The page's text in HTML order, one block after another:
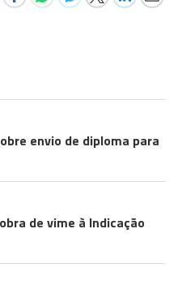
envio de diploma para
de vime à Indicação